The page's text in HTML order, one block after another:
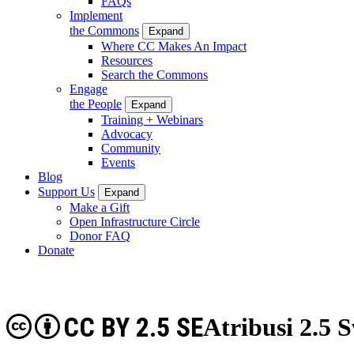
Implement
the Commons
Expand
Where CC Makes An Impact
Resources
Search the Commons
Engage
the People
Expand
Training + Webinars
Advocacy
Community
Events
Blog
Support Us
Expand
Make a Gift
Open Infrastructure Circle
Donor FAQ
Donate
Atribusi 2.5
CC BY 2.5 SE